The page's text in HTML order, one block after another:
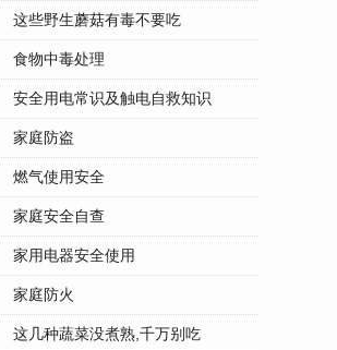
这些野生蘑菇有毒不要吃
食物中毒处理
安全用电常识及触电自救知识
家庭防盗
燃气使用安全
家庭安全自查
家用电器安全使用
家庭防火
这几种蔬菜没煮熟,千万别吃